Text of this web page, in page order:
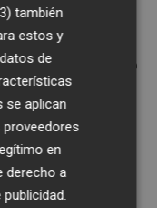
derivados en
“de políticas
detalle", como
madurez de
trampa
también
estos y
de
se aplican
en
derecho a
.